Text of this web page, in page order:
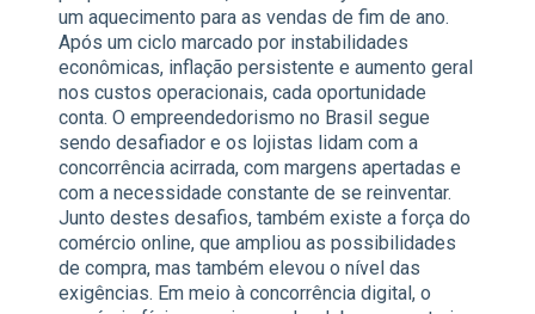
um aquecimento para as vendas de fim de ano.
Após um ciclo marcado por instabilidades
econômicas, inflação persistente e aumento geral
nos custos operacionais, cada oportunidade
conta. O empreendedorismo no Brasil segue
sendo desafiador e os lojistas lidam com a
concorrência acirrada, com margens apertadas e
com a necessidade constante de se reinventar.
Junto destes desafios, também existe a força do
comércio online, que ampliou as possibilidades
de compra, mas também elevou o nível das
exigências. Em meio à concorrência digital, o